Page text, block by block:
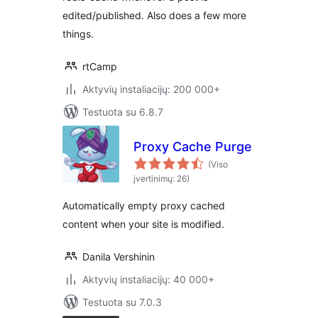
edited/published. Also does a few more
things.
rtCamp
Aktyvių instaliacijų: 200 000+
Testuota su 6.8.7
Proxy Cache Purge
(Viso
įvertinimų: 26)
Automatically empty proxy cached
content when your site is modified.
Danila Vershinin
Aktyvių instaliacijų: 40 000+
Testuota su 7.0.3